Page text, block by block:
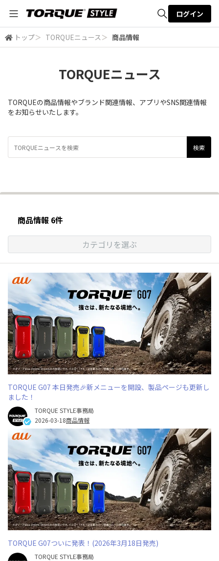
全体検索
ログイン
トップ＞ TORQUEニュース＞ 商品情報
TORQUEニュース
TORQUEの商品情報やブランド関連情報、アプリやSNS関連情報
をお知らせいたします。
商品情報 6件
カテゴリを選ぶ
TORQUE G07 本日発売🎉新メニューを開設、製品ページも更新し
ました！
TORQUE STYLE事務局
2026-03-18商品情報
TORQUE G07ついに発表！(2026年3月18日発売)
TORQUE STYLE事務局